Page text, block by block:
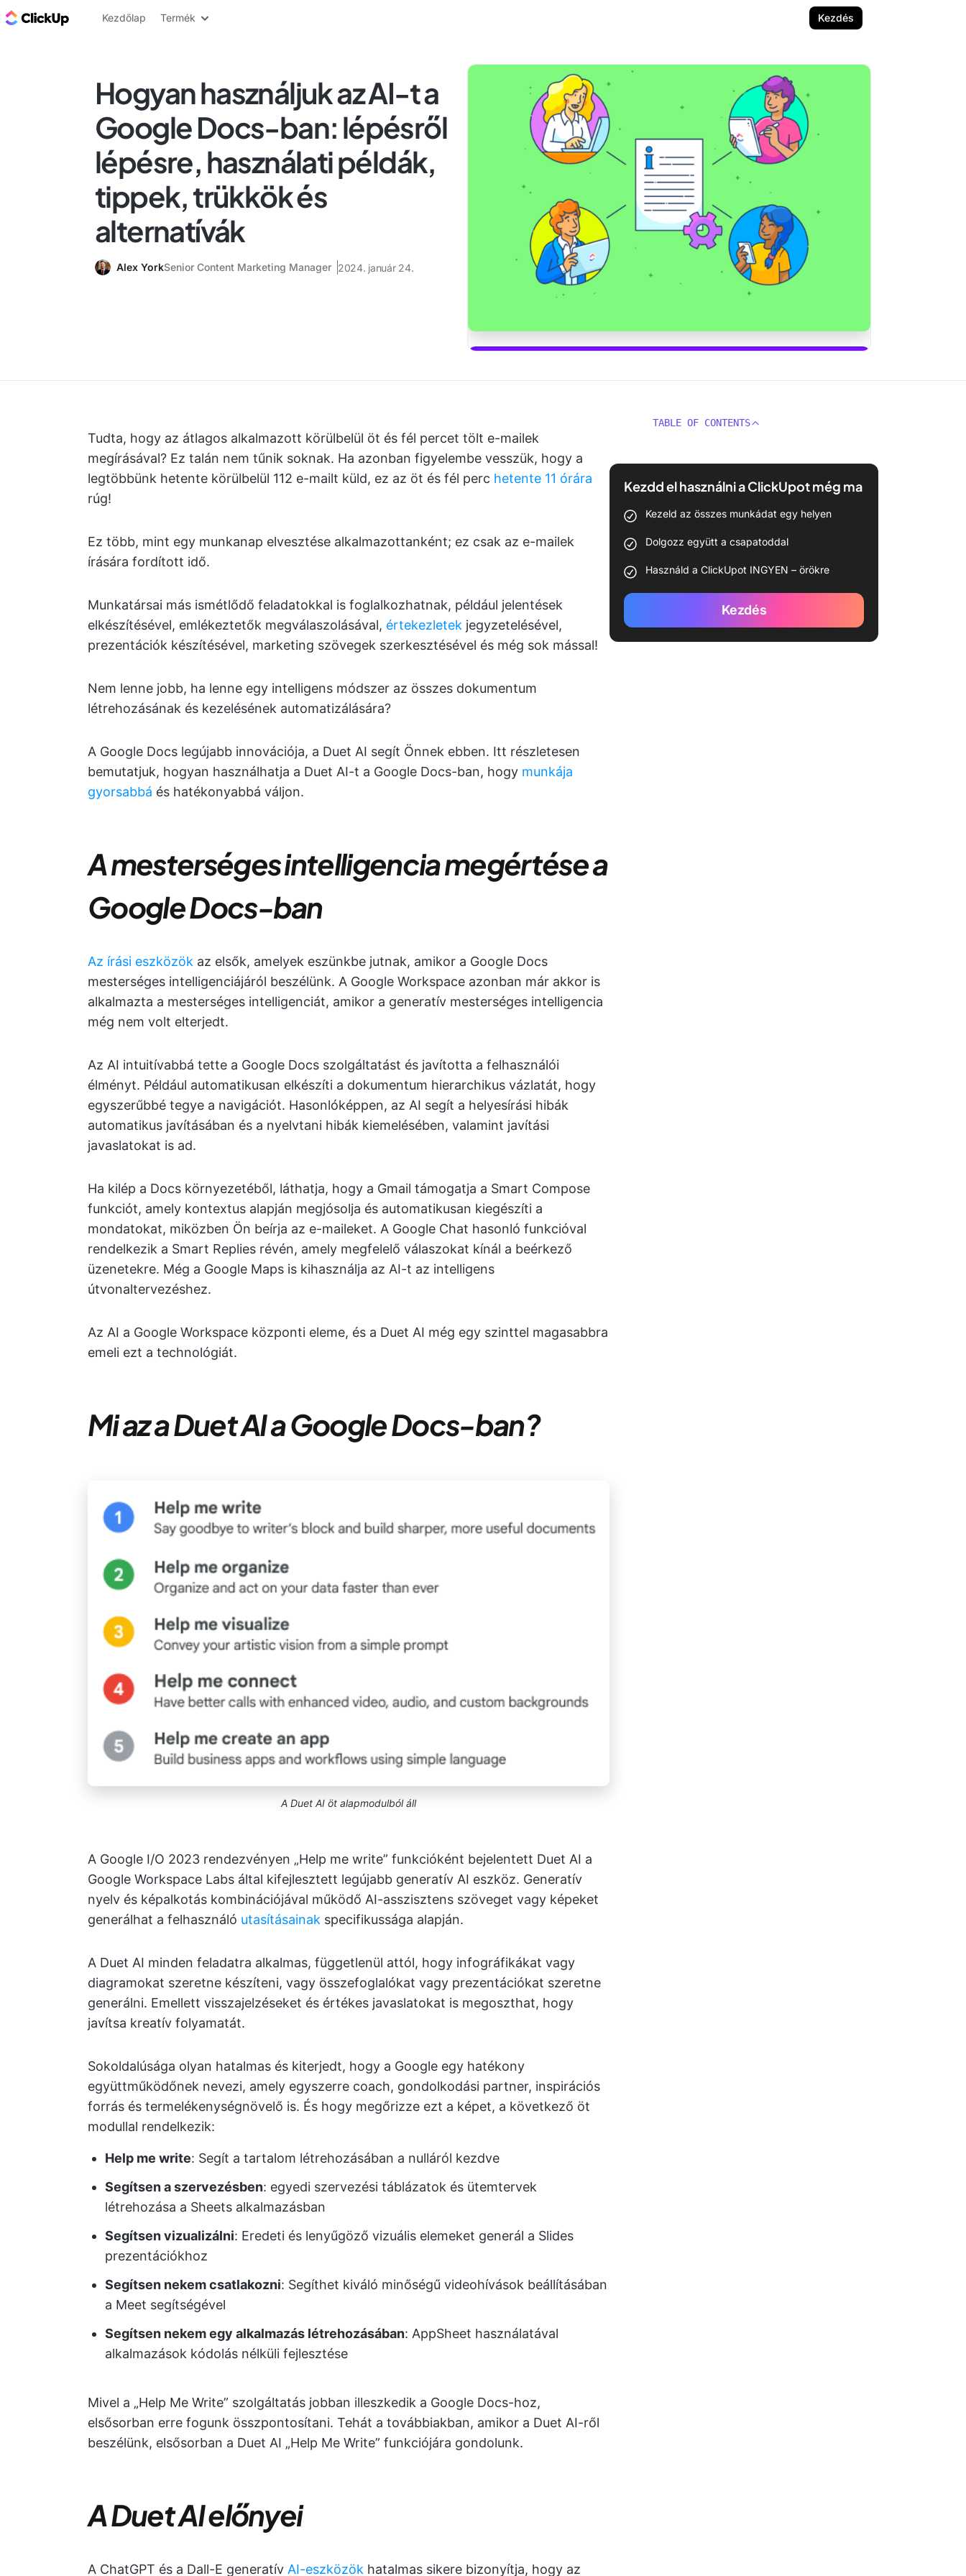
ClickUp blog
Kezdőlap Termék Kezdés
Hogyan használjuk az AI-t a
Google Docs-ban: lépésről
lépésre, használati példák,
tippek, trükkök és
alternatívák
Alex YorkSenior Content Marketing Manager 2024. január 24.
Tudta, hogy az átlagos alkalmazott körülbelül öt és fél percet tölt e-mailek
megírásával? Ez talán nem tűnik soknak. Ha azonban figyelembe vesszük, hogy a
legtöbbünk hetente körülbelül 112 e-mailt küld, ez az öt és fél perc hetente 11 órára
rúg!
Ez több, mint egy munkanap elvesztése alkalmazottanként; ez csak az e-mailek
írására fordított idő.
Munkatársai más ismétlődő feladatokkal is foglalkozhatnak, például jelentések
elkészítésével, emlékeztetők megválaszolásával, értekezletek jegyzetelésével,
prezentációk készítésével, marketing szövegek szerkesztésével és még sok mással!
Nem lenne jobb, ha lenne egy intelligens módszer az összes dokumentum
létrehozásának és kezelésének automatizálására?
A Google Docs legújabb innovációja, a Duet AI segít Önnek ebben. Itt részletesen
bemutatjuk, hogyan használhatja a Duet AI-t a Google Docs-ban, hogy munkája
gyorsabbá és hatékonyabbá váljon.
A mesterséges intelligencia megértése a
Google Docs-ban
Az írási eszközök az elsők, amelyek eszünkbe jutnak, amikor a Google Docs
mesterséges intelligenciájáról beszélünk. A Google Workspace azonban már akkor is
alkalmazta a mesterséges intelligenciát, amikor a generatív mesterséges intelligencia
még nem volt elterjedt.
Az AI intuitívabbá tette a Google Docs szolgáltatást és javította a felhasználói
élményt. Például automatikusan elkészíti a dokumentum hierarchikus vázlatát, hogy
egyszerűbbé tegye a navigációt. Hasonlóképpen, az AI segít a helyesírási hibák
automatikus javításában és a nyelvtani hibák kiemelésében, valamint javítási
javaslatokat is ad.
Ha kilép a Docs környezetéből, láthatja, hogy a Gmail támogatja a Smart Compose
funkciót, amely kontextus alapján megjósolja és automatikusan kiegészíti a
mondatokat, miközben Ön beírja az e-maileket. A Google Chat hasonló funkcióval
rendelkezik a Smart Replies révén, amely megfelelő válaszokat kínál a beérkező
üzenetekre. Még a Google Maps is kihasználja az AI-t az intelligens
útvonaltervezéshez.
Az AI a Google Workspace központi eleme, és a Duet AI még egy szinttel magasabbra
emeli ezt a technológiát.
Mi az a Duet AI a Google Docs-ban?
A Duet AI öt alapmodulból áll
A Google I/O 2023 rendezvényen „Help me write” funkcióként bejelentett Duet AI a
Google Workspace Labs által kifejlesztett legújabb generatív AI eszköz. Generatív
nyelv és képalkotás kombinációjával működő AI-asszisztens szöveget vagy képeket
generálhat a felhasználó utasításainak specifikussága alapján.
A Duet AI minden feladatra alkalmas, függetlenül attól, hogy infográfikákat vagy
diagramokat szeretne készíteni, vagy összefoglalókat vagy prezentációkat szeretne
generálni. Emellett visszajelzéseket és értékes javaslatokat is megoszthat, hogy
javítsa kreatív folyamatát.
Sokoldalúsága olyan hatalmas és kiterjedt, hogy a Google egy hatékony
együttműködőnek nevezi, amely egyszerre coach, gondolkodási partner, inspirációs
forrás és termelékenységnövelő is. És hogy megőrizze ezt a képet, a következő öt
modullal rendelkezik:
Help me write: Segít a tartalom létrehozásában a nulláról kezdve
Segítsen a szervezésben: egyedi szervezési táblázatok és ütemtervek
létrehozása a Sheets alkalmazásban
Segítsen vizualizálni: Eredeti és lenyűgöző vizuális elemeket generál a Slides
prezentációkhoz
Segítsen nekem csatlakozni: Segíthet kiváló minőségű videohívások beállításában
a Meet segítségével
Segítsen nekem egy alkalmazás létrehozásában: AppSheet használatával
alkalmazások kódolás nélküli fejlesztése
Mivel a „Help Me Write” szolgáltatás jobban illeszkedik a Google Docs-hoz,
elsősorban erre fogunk összpontosítani. Tehát a továbbiakban, amikor a Duet AI-ről
beszélünk, elsősorban a Duet AI „Help Me Write” funkciójára gondolunk.
A Duet AI előnyei
A ChatGPT és a Dall-E generatív AI-eszközök hatalmas sikere bizonyítja, hogy az
TABLE OF CONTENTS
Kezdd el használni a ClickUpot még ma
Kezeld az összes munkádat egy helyen
Dolgozz együtt a csapatoddal
Használd a ClickUpot INGYEN – örökre
Kezdés